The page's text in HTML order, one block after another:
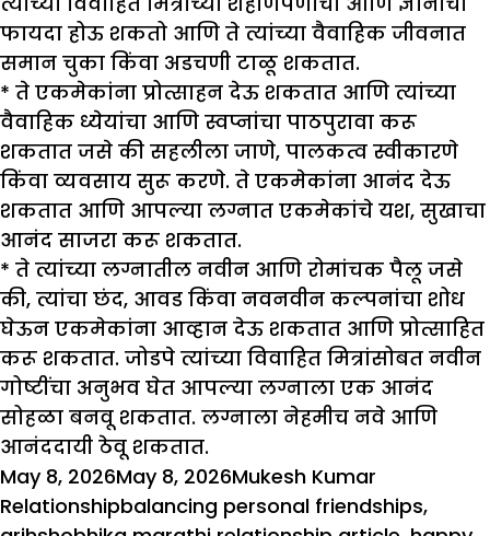
फायदा होऊ शकतो आणि ते त्यांच्या वैवाहिक जीवनात
समान चुका किंवा अडचणी टाळू शकतात.
* ते एकमेकांना प्रोत्साहन देऊ शकतात आणि त्यांच्या
वैवाहिक ध्येयांचा आणि स्वप्नांचा पाठपुरावा करू
शकतात जसे की सहलीला जाणे, पालकत्व स्वीकारणे
किंवा व्यवसाय सुरू करणे. ते एकमेकांना आनंद देऊ
शकतात आणि आपल्या लग्नात एकमेकांचे यश, सुखाचा
आनंद साजरा करू शकतात.
* ते त्यांच्या लग्नातील नवीन आणि रोमांचक पैलू जसे
की, त्यांचा छंद, आवड किंवा नवनवीन कल्पनांचा शोध
घेऊन एकमेकांना आव्हान देऊ शकतात आणि प्रोत्साहित
करू शकतात. जोडपे त्यांच्या विवाहित मित्रांसोबत नवीन
गोष्टींचा अनुभव घेत आपल्या लग्नाला एक आनंद
सोहळा बनवू शकतात. लग्नाला नेहमीच नवे आणि
आनंददायी ठेवू शकतात.
Posted
on
May 8, 2026May 8, 2026Author
Mukesh Kumar
RelationshipTags
balancing personal friendships,